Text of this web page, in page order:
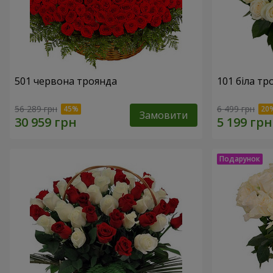
501 червона троянда
56 289 грн Замовити
101 біла
6 499 грн